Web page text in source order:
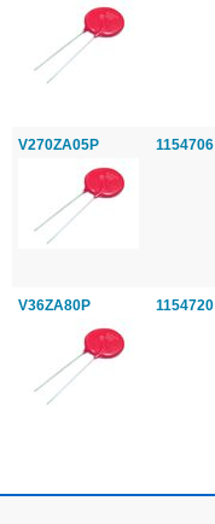
V270ZA05P 1154706
V36ZA80P 1154720